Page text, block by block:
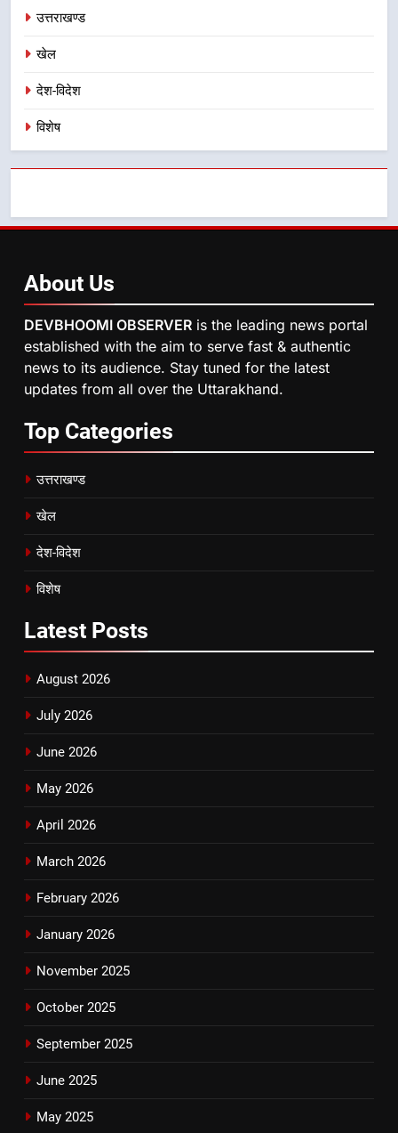
उत्तराखण्ड
खेल
देश-विदेश
विशेष
About Us
DEVBHOOMI OBSERVER is the leading news portal
established with the aim to serve fast & authentic
news to its audience. Stay tuned for the latest
updates from all over the Uttarakhand.
Top Categories
उत्तराखण्ड
खेल
देश-विदेश
विशेष
Latest Posts
August 2026
July 2026
June 2026
May 2026
April 2026
March 2026
February 2026
January 2026
November 2025
October 2025
September 2025
June 2025
May 2025